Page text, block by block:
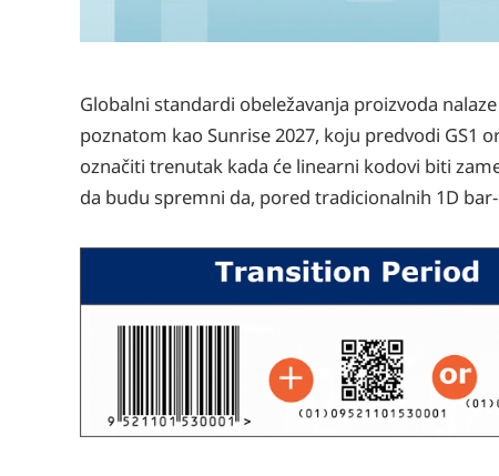
Globalni standardi obeležavanja proizvoda
poznatom kao Sunrise 2027, koju predvodi GS1
označiti trenutak kada će linearni kodovi biti
da budu spremni da, pored tradicionalnih 1D